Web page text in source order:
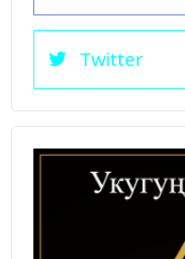
Twitter